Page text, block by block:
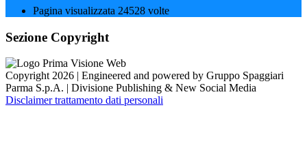
Pagina visualizzata 24528 volte
Sezione Copyright
Copyright 2026 | Engineered and powered by Gruppo Spaggiari
Parma S.p.A. | Divisione Publishing & New Social Media
Disclaimer trattamento dati personali